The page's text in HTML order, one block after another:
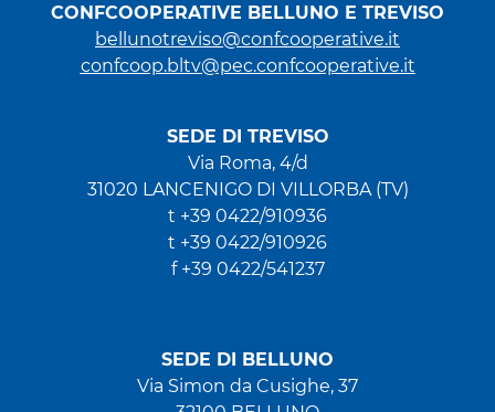
CONFCOOPERATIVE BELLUNO E TREVISO
bellunotreviso@confcooperative.it
confcoop.bltv@pec.confcooperative.it
SEDE DI TREVISO
Via Roma, 4/d
31020 LANCENIGO DI VILLORBA (TV)
t +39 0422/910936
t +39 0422/910926
f +39 0422/541237
SEDE DI BELLUNO
Via Simon da Cusighe, 37